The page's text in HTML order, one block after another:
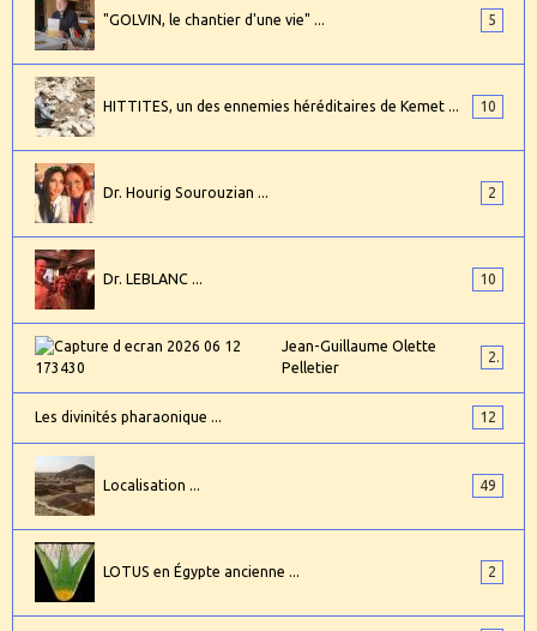
"GOLVIN, le chantier d'une vie" ... 5
HITTITES, un des ennemies héréditaires de Kemet ... 10
Dr. Hourig Sourouzian ... 2
Dr. LEBLANC ... 10
Jean-Guillaume Olette
Pelletier
2
Les divinités pharaonique ... 12
Localisation ... 49
LOTUS en Égypte ancienne ... 2